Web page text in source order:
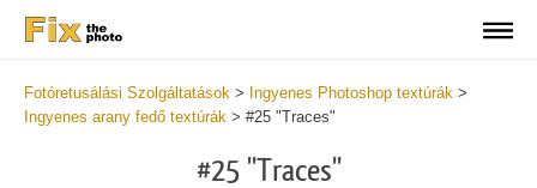
Fotóretusálási Szolgáltatások > Ingyenes Photoshop textúrák >
Ingyenes arany fedő textúrák > #25 "Traces"
#25 "Traces"